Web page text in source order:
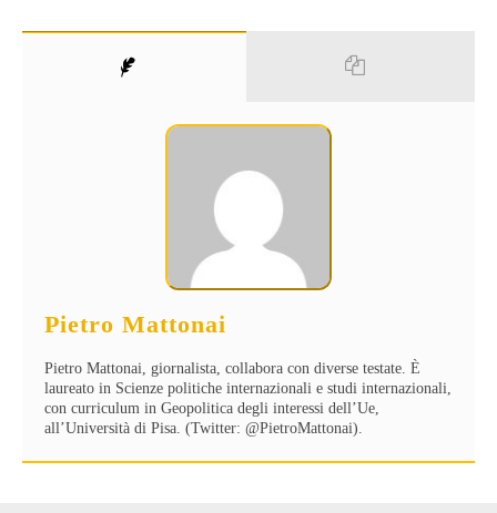
Pietro Mattonai
Pietro Mattonai, giornalista, collabora con diverse testate. È
laureato in Scienze politiche internazionali e studi internazionali,
con curriculum in Geopolitica degli interessi dell’Ue,
all’Università di Pisa. (Twitter: @PietroMattonai).